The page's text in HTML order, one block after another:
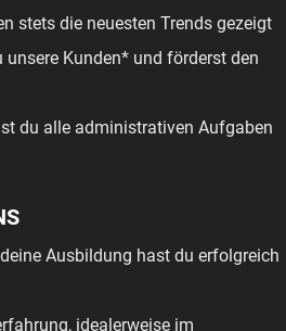
stets die neuesten Trends gezeigt
Kunden* und förderst den
du alle administrativen Aufgaben
Ausbildung hast du erfolgreich
idealerweise im